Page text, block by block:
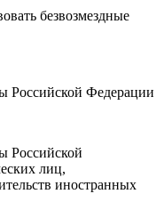
безвозмездные
Российской Федерации
Российской
лиц,
иностранных